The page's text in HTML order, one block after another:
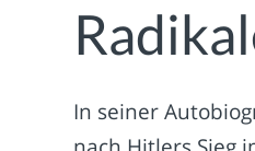
In seiner